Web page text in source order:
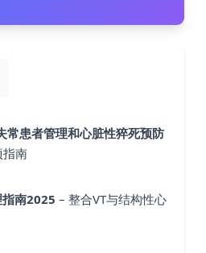
常患者管理和心脏性猝死预防
指南
南2025 – 整合VT与结构性心